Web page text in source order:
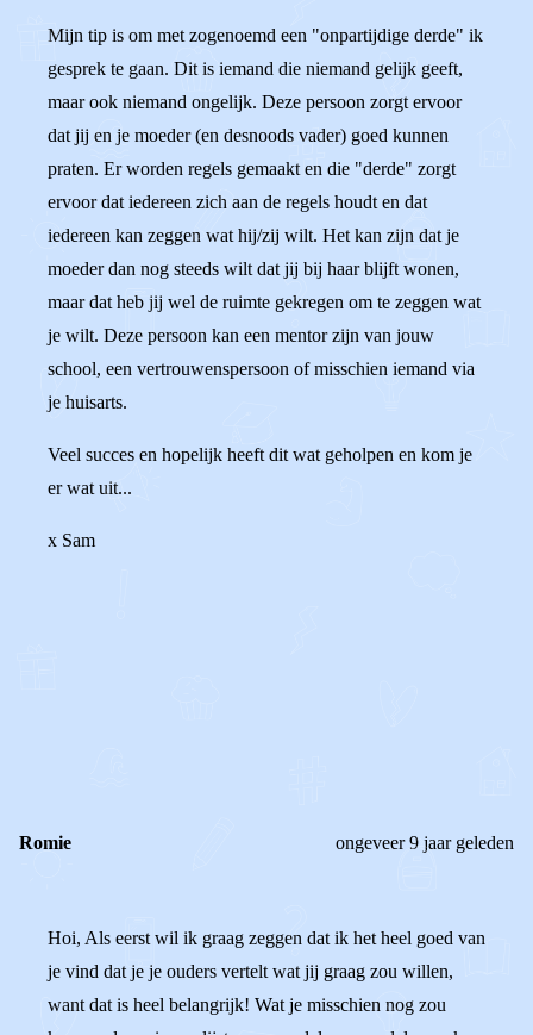
Mijn tip is om met zogenoemd een "onpartijdige derde" ik
gesprek te gaan. Dit is iemand die niemand gelijk geeft,
maar ook niemand ongelijk. Deze persoon zorgt ervoor
dat jij en je moeder (en desnoods vader) goed kunnen
praten. Er worden regels gemaakt en die "derde" zorgt
ervoor dat iedereen zich aan de regels houdt en dat
iedereen kan zeggen wat hij/zij wilt. Het kan zijn dat je
moeder dan nog steeds wilt dat jij bij haar blijft wonen,
maar dat heb jij wel de ruimte gekregen om te zeggen wat
je wilt. Deze persoon kan een mentor zijn van jouw
school, een vertrouwenspersoon of misschien iemand via
je huisarts.
Veel succes en hopelijk heeft dit wat geholpen en kom je
er wat uit...
x Sam
Romie ongeveer 9 jaar geleden
Hoi, Als eerst wil ik graag zeggen dat ik het heel goed van
je vind dat je je ouders vertelt wat jij graag zou willen,
want dat is heel belangrijk! Wat je misschien nog zou